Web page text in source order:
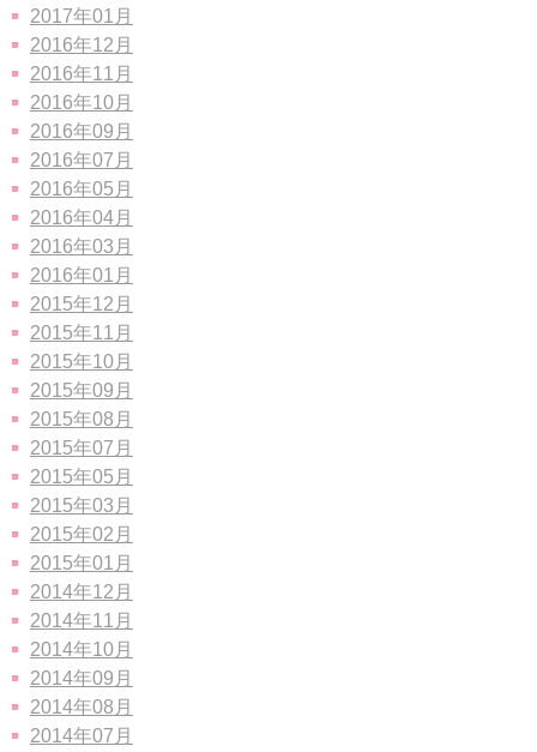
2017年01月
2016年12月
2016年11月
2016年10月
2016年09月
2016年07月
2016年05月
2016年04月
2016年03月
2016年01月
2015年12月
2015年11月
2015年10月
2015年09月
2015年08月
2015年07月
2015年05月
2015年03月
2015年02月
2015年01月
2014年12月
2014年11月
2014年10月
2014年09月
2014年08月
2014年07月